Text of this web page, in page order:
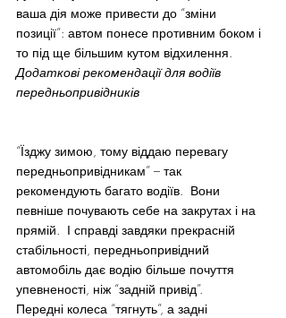
ваша дія може привести до “зміни
позиції”: автом понесе противним боком і
то під ще більшим кутом відхилення.
Додаткові рекомендації для водіїв
передньопривідників
“Їзджу зимою, тому віддаю перевагу
передньопривідникам” – так
рекомендують багато водіїв.  Вони
певніше почувають себе на закрутах і на
прямій.  І справді завдяки прекрасній
стабільності, передньопривідний
автомобіль дає водію більше почуття
упевненості, ніж “задній привід”.
Передні колеса “тягнуть”, а задні